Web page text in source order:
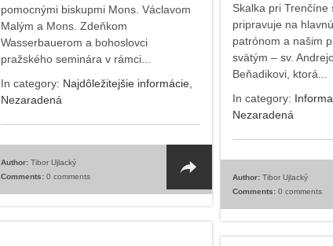
pomocnými biskupmi Mons. Václavom
Malým a Mons. Zdeňkom
Wasserbauerom a bohoslovci
pražského seminára v rámci...
In category: Najdôležitejšie informácie
Nezaradená
Author: Tibor Ujlacký
Comments: 0 comments
Skalka pri Trenčíne
pripravuje na
patrónom a našim
svätým – sv.
Beňadikovi, ktorá...
In category:
Nezaradená
Author: Tibor Ujlacký
Comments: 0 comments